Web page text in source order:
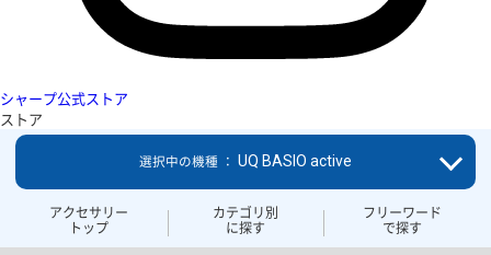
シャープ公式ストア
ストア
アクセサリー
トップ
カテゴリ別
に探す
フリーワード
で探す
選択中の機種 ： UQ BASIO active